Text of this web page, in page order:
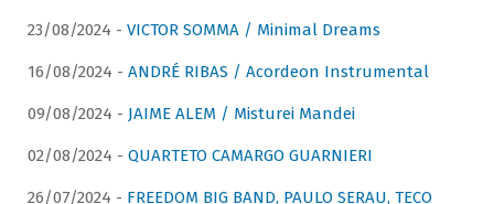
23/08/2024 - VICTOR SOMMA / Minimal Dreams
16/08/2024 - ANDRÉ RIBAS / Acordeon Instrumental
09/08/2024 - JAIME ALEM / Misturei Mandei
02/08/2024 - QUARTETO CAMARGO GUARNIERI
26/07/2024 - FREEDOM BIG BAND, PAULO SERAU, TECO